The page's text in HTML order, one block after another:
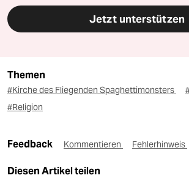
Jetzt unterstützen
Themen
#Kirche des Fliegenden Spaghettimonsters
#Religion
Feedback Kommentieren Fehlerhinweis
Diesen Artikel teilen